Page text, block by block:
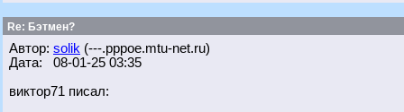
Re: Бэтмен?
Автор: solik (---.pppoe.mtu-net.ru)
Дата: 08-01-25 03:35
виктор71 писал: